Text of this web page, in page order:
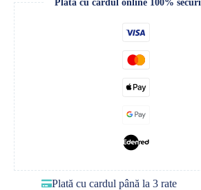
Plata cu cardul online 100%
Plată cu cardul până la 3 rate